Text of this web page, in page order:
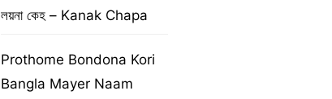
লয়না কেহ – Kanak Chapa
Prothome Bondona Kori
Bangla Mayer Naam